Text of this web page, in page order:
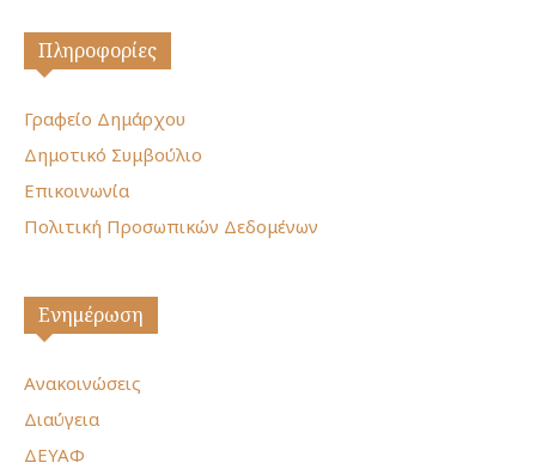
Πληροφορίες
Γραφείο Δημάρχου
Δημοτικό Συμβούλιο
Επικοινωνία
Πολιτική Προσωπικών Δεδομένων
Ενημέρωση
Ανακοινώσεις
Διαύγεια
ΔΕΥΑΦ